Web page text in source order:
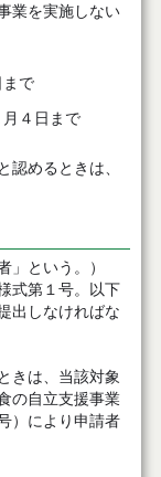
業を実施しない
で
４日まで
めるときは、
という。）
式第１号。以下
出しなければな
きは、当該対象
の自立支援事業
）により申請者